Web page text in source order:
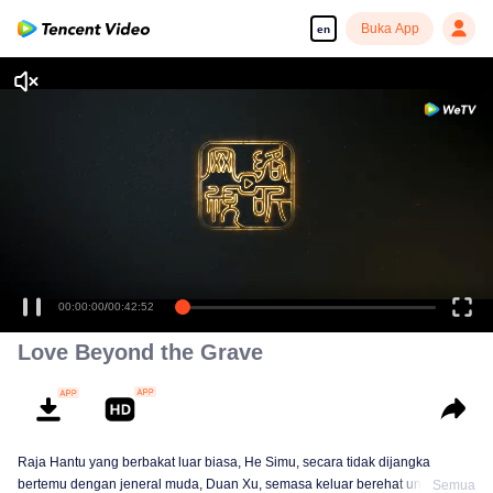
en Buka App
00:00:00/00:42:52
Love Beyond the Grave
Raja Hantu yang berbakat luar biasa, He Simu, secara tidak dijangka
bertemu dengan jeneral muda, Duan Xu, semasa keluar berehat untukSemua